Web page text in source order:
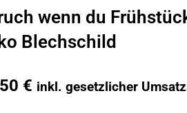
wenn du
Blechschild
€ inkl. gesetzlicher